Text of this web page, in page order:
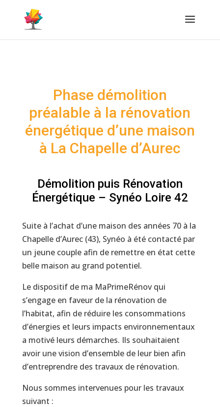
Phase démolition
préalable à la rénovation
énergétique d’une maison
à La Chapelle d’Aurec
Démolition puis Rénovation
Énergétique – Synéo Loire 42
Suite à l’achat d’une maison des années 70 à la
Chapelle d’Aurec (43), Synéo à été contacté par
un jeune couple afin de remettre en état cette
belle maison au grand potentiel.
Le dispositif de ma MaPrimeRénov qui
s’engage en faveur de la rénovation de
l’habitat, afin de réduire les consommations
d’énergies et leurs impacts environnementaux
a motivé leurs démarches. Ils souhaitaient
avoir une vision d’ensemble de leur bien afin
d’entreprendre des travaux de rénovation.
Nous sommes intervenues pour les travaux
suivant :